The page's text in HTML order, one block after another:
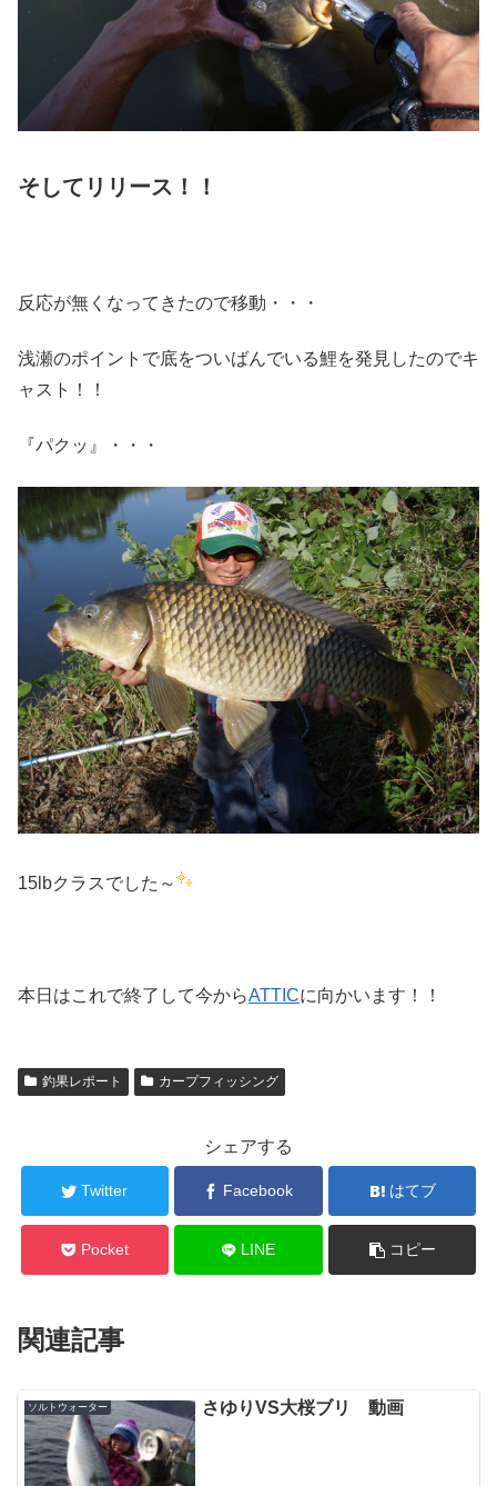
そしてリリース！！
反応が無くなってきたので移動・・・
浅瀬のポイントで底をついばんでいる鯉を発見したのでキ
ャスト！！
『パクッ』・・・
15lbクラスでした～
本日はこれで終了して今からATTICに向かいます！！
釣果レポート カープフィッシング
シェアする
Twitter Facebook はてブ
Pocket LINE コピー
関連記事
ソルトウォーター さゆりVS大桜ブリ 動画